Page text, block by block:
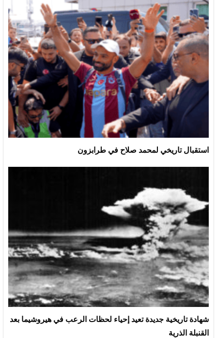
استقبال تاريخي لمحمد صلاح في طرابزون
شهادة تاريخية جديدة تعيد إحياء لحظات الرعب في هيروشيما بعد
القنبلة الذرية